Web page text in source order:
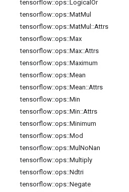
tensorflow::ops::Logical Or
tensorflow::ops::MatMul
tensorflow::ops::MatMul ::Attrs
tensorflow::ops::Max
tensorflow::ops::Max::Attrs
tensorflow::ops::Maximum
tensorflow::ops::Mean
tensorflow::ops::Mean::Attrs
tensorflow::ops::Min
tensorflow::ops::Min::Attrs
tensorflow::ops::Minimum
tensorflow::ops::Mod
tensorflow::ops::Mul NoNan
tensorflow::ops::Multiply
tensorflow::ops::Ndtri
tensorflow::ops::Negate